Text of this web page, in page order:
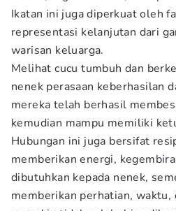
Ikatan ini juga diperkuat oleh
representasi kelanjutan dari
warisan keluarga.
Melihat cucu tumbuh dan
nenek perasaan keberhasilan
mereka telah berhasil
kemudian mampu memiliki
Hubungan ini juga bersifat
memberikan energi,
dibutuhkan kepada nenek,
memberikan perhatian, waktu,